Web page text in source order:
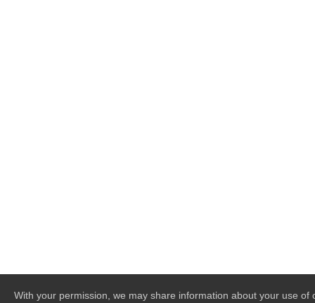
With your permission, we may share information about your use of